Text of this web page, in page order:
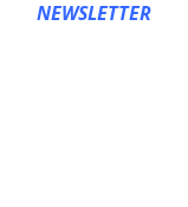
NEWSLETTER